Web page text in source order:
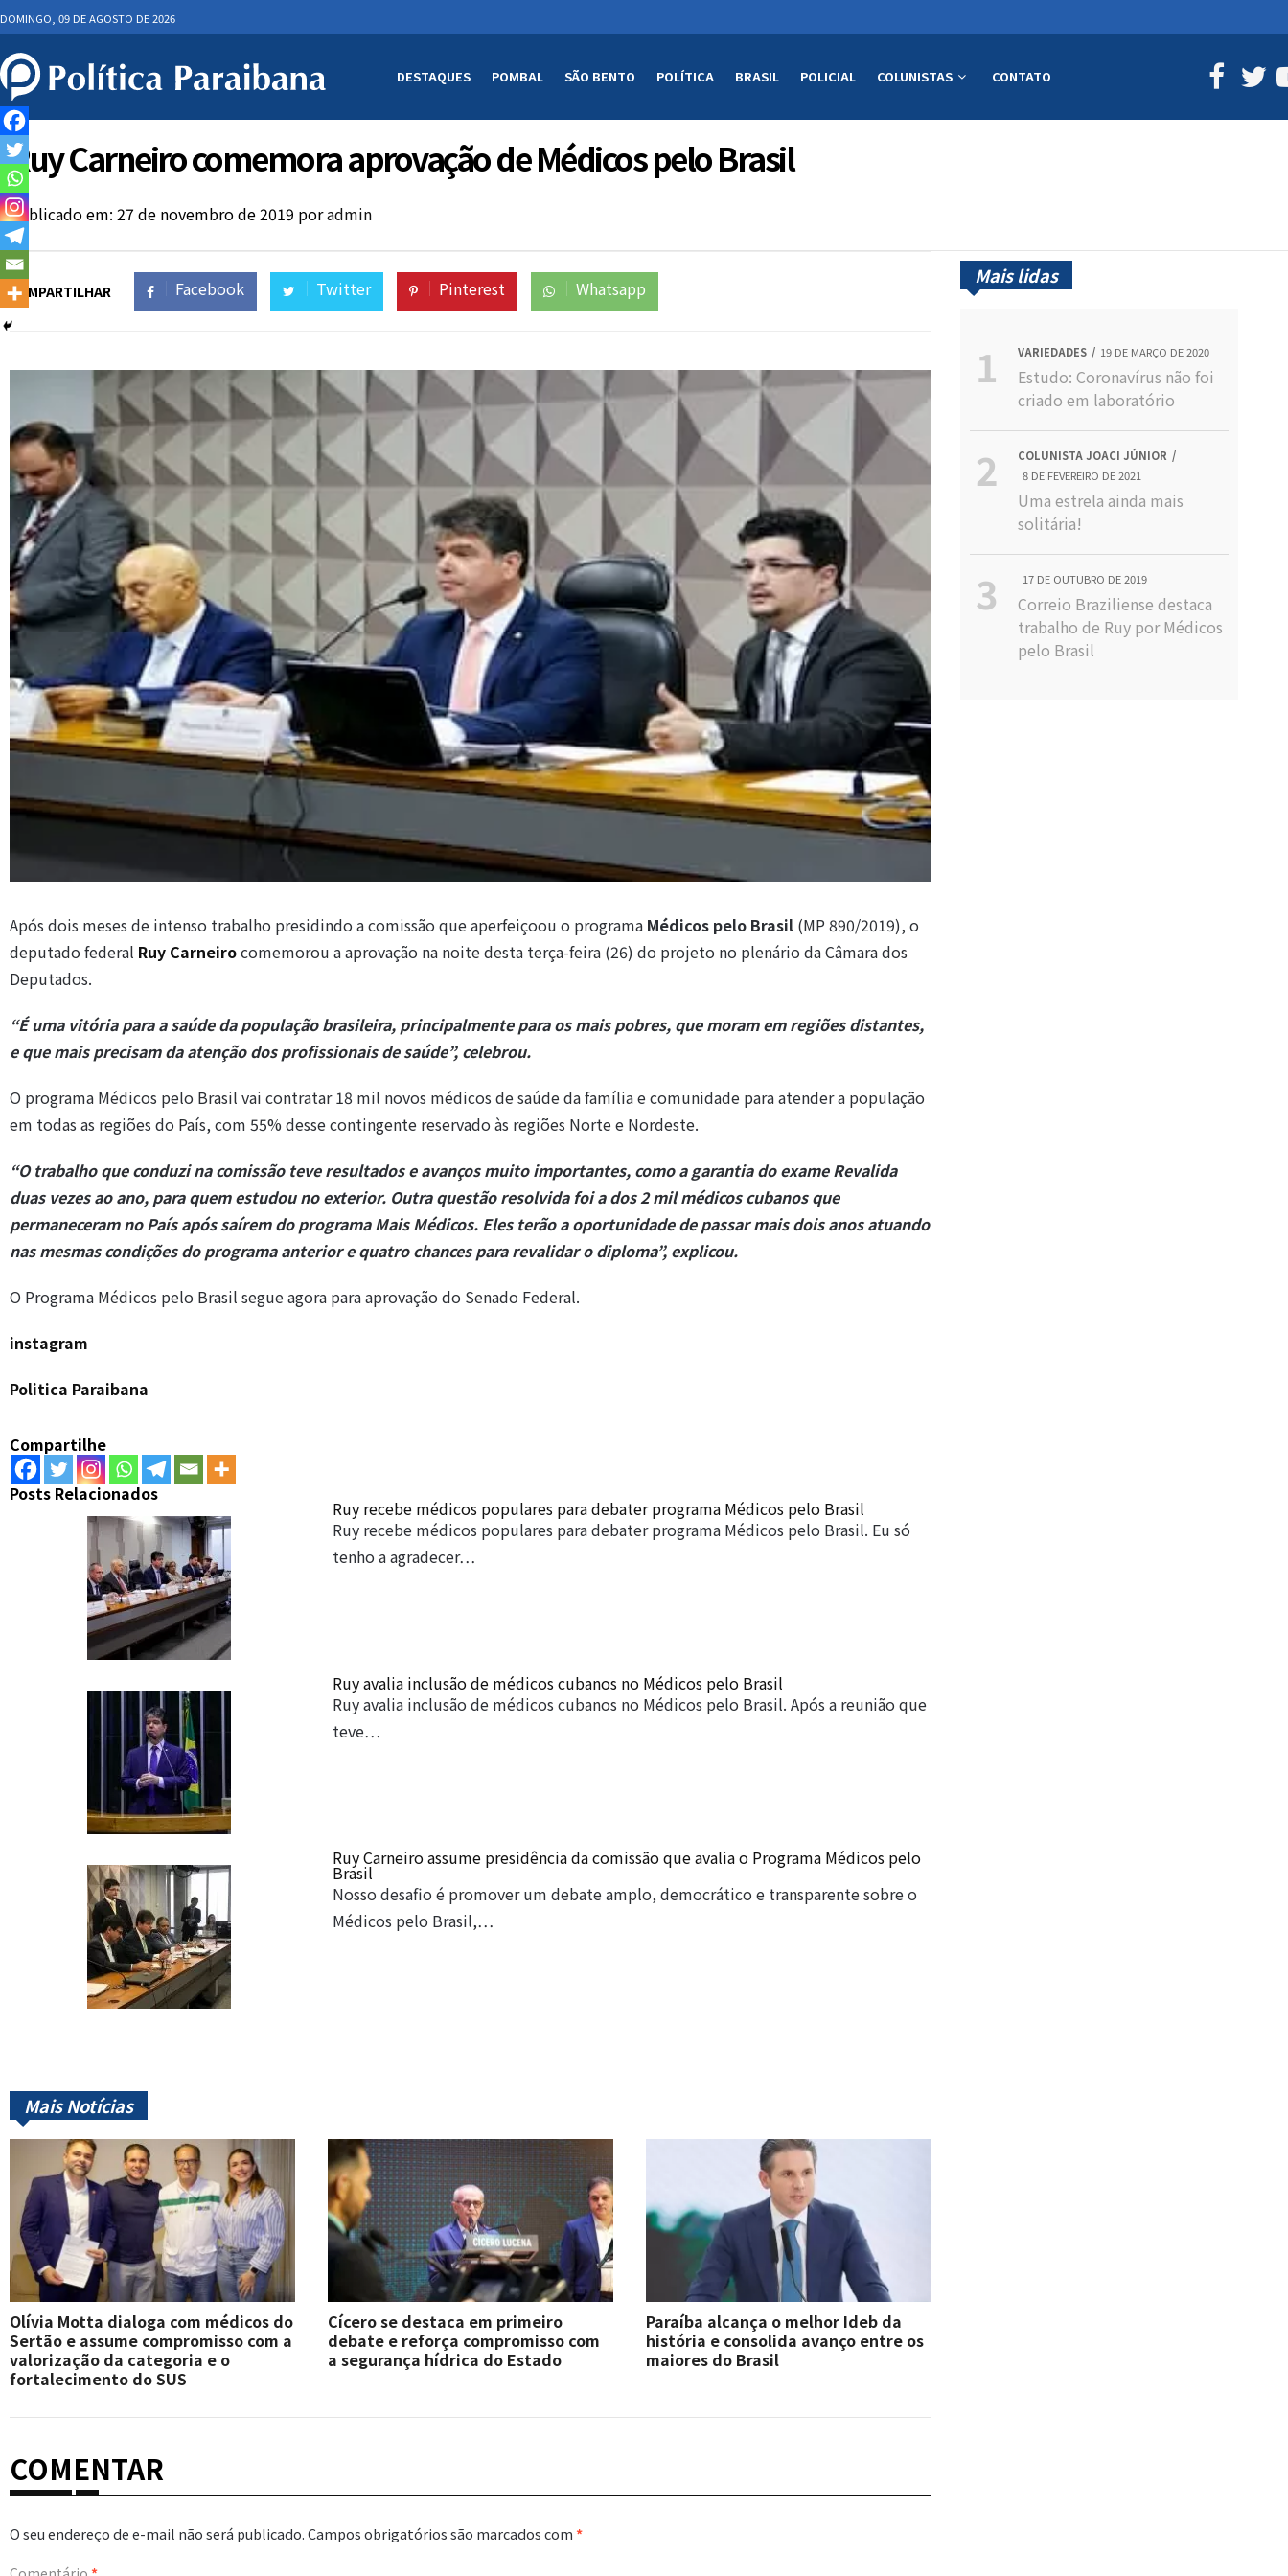
DOMINGO, 09 DE AGOSTO DE 2026
DESTAQUES POMBAL SÃO BENTO POLÍTICA BRASIL POLICIAL COLUNISTAS CONTATO
Ruy Carneiro comemora aprovação de Médicos pelo Brasil
Publicado em: 27 de novembro de 2019 poradmin
COMPARTILHAR Facebook Twitter Pinterest Whatsapp
Após dois meses de intenso trabalho presidindo a comissão que aperfeiçoou o programa Médicos pelo Brasil (MP 890/2019), o
deputado federal Ruy Carneirocomemorou a aprovação na noite desta terça-feira (26) do projeto no plenário da Câmara dos
Deputados.
“É uma vitória para a saúde da população brasileira, principalmente para os mais pobres, que moram em regiões distantes,
e que mais precisam da atenção dos profissionais de saúde”, celebrou.
O programa Médicos pelo Brasil vai contratar 18 mil novos médicos de saúde da família e comunidade para atender a população
em todas as regiões do País, com 55% desse contingente reservado às regiões Norte e Nordeste.
“O trabalho que conduzi na comissão teve resultados e avanços muito importantes, como a garantia do exame Revalida
duas vezes ao ano, para quem estudou no exterior. Outra questão resolvida foi a dos 2 mil médicos cubanos que
permaneceram no País após saírem do programa Mais Médicos. Eles terão a oportunidade de passar mais dois anos atuando
nas mesmas condições do programa anterior e quatro chances para revalidar o diploma”, explicou.
O Programa Médicos pelo Brasil segue agora para aprovação do Senado Federal.
instagram
Politica Paraibana
Compartilhe
Posts Relacionados
Ruy recebe médicos populares para debater programa Médicos pelo Brasil
Ruy recebe médicos populares para debater programa Médicos pelo Brasil. Eu só
tenho a agradecer…
Ruy avalia inclusão de médicos cubanos no Médicos pelo Brasil
Ruy avalia inclusão de médicos cubanos no Médicos pelo Brasil. Após a reunião que
teve…
Ruy Carneiro assume presidência da comissão que avalia o Programa Médicos pelo
Brasil
Nosso desafio é promover um debate amplo, democrático e transparente sobre o
Médicos pelo Brasil,…
Mais Notícias
Olívia Motta dialoga com médicos do
Sertão e assume compromisso com a
valorização da categoria e o
fortalecimento do SUS
Cícero se destaca em primeiro
debate e reforça compromisso com
a segurança hídrica do Estado
Paraíba alcança o melhor Ideb da
história e consolida avanço entre os
maiores do Brasil
COMENTAR
O seu endereço de e-mail não será publicado.Campos obrigatórios são marcados com*
Mais lidas
VARIEDADES 19 DE MARÇO DE 2020
Estudo: Coronavírus não foi
criado em laboratório
COLUNISTA JOACI JÚNIOR
8 DE FEVEREIRO DE 2021
Uma estrela ainda mais
solitária!
17 DE OUTUBRO DE 2019
Correio Braziliense destaca
trabalho de Ruy por Médicos
pelo Brasil